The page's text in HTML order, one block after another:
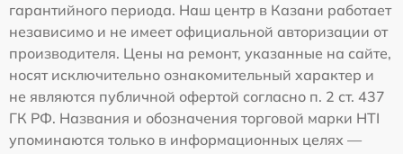
гарантийного периода. Наш центр в Казани работает
независимо и не имеет официальной авторизации от
производителя. Цены на ремонт, указанные на сайте,
носят исключительно ознакомительный характер и
не являются публичной офертой согласно п. 2 ст. 437
ГК РФ. Названия и обозначения торговой марки HTI
упоминаются только в информационных целях —